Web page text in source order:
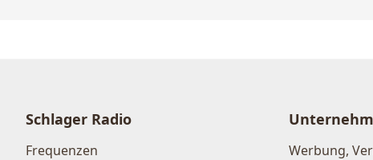
Schlager Radio
Frequenzen
Werbung,